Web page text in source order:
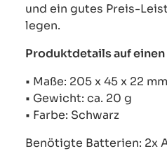
und ein gutes Preis-
legen.
Produktdetails auf
• Maße: 205 x 45 x 22 mm
• Gewicht: ca. 20 g
• Farbe: Schwarz
Benötigte Batterien: 2x